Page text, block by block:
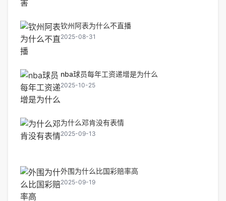
钦州阿表为什么不直播
2025-08-31
nba球员每年工资递增是为什么
2025-10-25
为什么邓肯没有表情
2025-09-13
外围为什么比国彩赔率高
2025-09-19